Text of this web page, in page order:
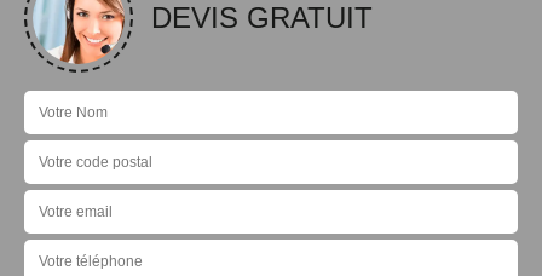
DEVIS GRATUIT